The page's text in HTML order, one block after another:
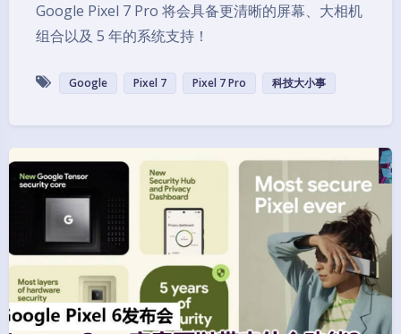
Google Pixel 7 Pro 将会具备更清晰的屏幕、大相机
组合以及 5 年的系统支持！
Google Pixel 7 Pixel 7 Pro 科技大小事